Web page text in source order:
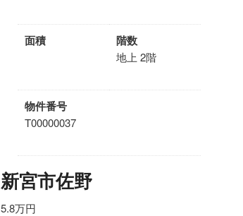
面積 階数
地上 2階
物件番号
T00000037
新宮市佐野
5.8万円